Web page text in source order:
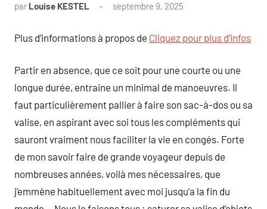
par Louise KESTEL septembre 9, 2025
Plus d’informations à propos de Cliquez pour plus d’infos
Partir en absence, que ce soit pour une courte ou une
longue durée, entraine un minimal de manoeuvres. Il
faut particulièrement pallier à faire son sac-à-dos ou sa
valise, en aspirant avec soi tous les compléments qui
sauront vraiment nous faciliter la vie en congés. Forte
de mon savoir faire de grande voyageur depuis de
nombreuses années, voilà mes nécessaires, que
j’emmène habituellement avec moi jusqu’a la fin du